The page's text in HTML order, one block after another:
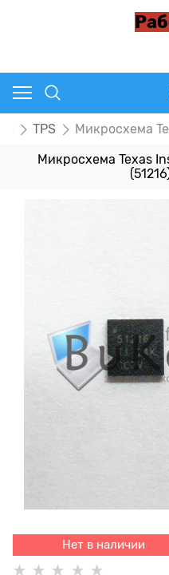
TPS Микросхема
Микросхема Texas
Нет в наличии